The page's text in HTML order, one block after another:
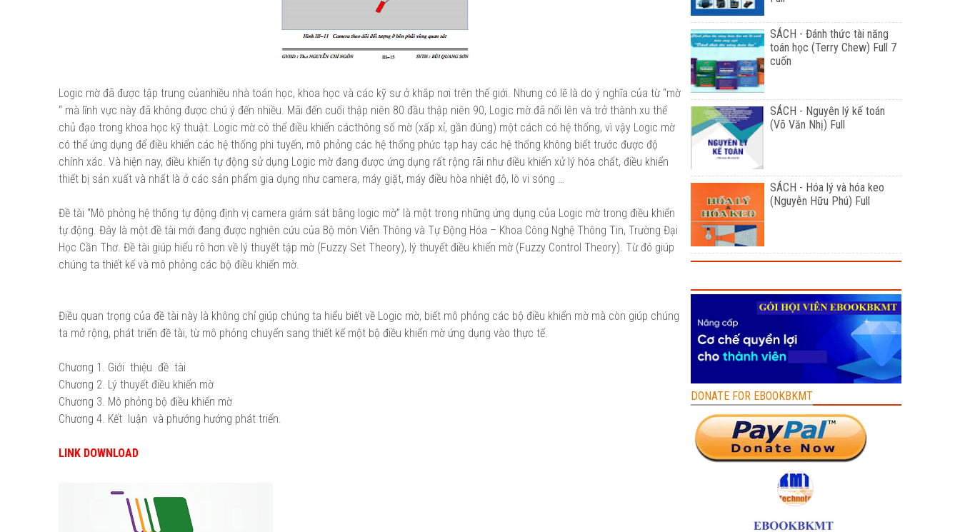
Logic mờ đã được tập trung củanhiều nhà toán học, khoa học và các kỹ sư ở khắp nơi trên thế giới. Nhưng có lẽ là do ý nghĩa của từ “mờ
“ mà lĩnh vực này đã không được chú ý đến nhiều. Mãi đến cuối thập niên 80 đầu thập niên 90, Logic mờ đã nổi lên và trở thành xu thế
chủ đạo trong khoa học kỹ thuật. Logic mờ có thể điều khiển cácthông số mờ (xấp xỉ, gần đúng) một cách có hệ thống, vì vậy Logic mờ
có thể ứng dụng để điều khiển các hệ thống phi tuyến, mô phỏng các hệ thống phức tạp hay các hệ thống không biết trước được độ
chính xác. Và hiện nay, điều khiển tự động sử dụng Logic mờ đang được ứng dụng rất rộng rãi như điều khiển xử lý hóa chất, điều khiển
thiết bị sản xuất và nhất là ở các sản phẩm gia dụng như camera, máy giặt, máy điều hòa nhiệt độ, lò vi sóng …
Đề tài “Mô phỏng hệ thống tự động định vị camera giám sát bằng logic mờ” là một trong những ứng dụng của Logic mờ trong điều khiển
tự động. Đây là một đề tài mới đang được nghiên cứu của Bộ môn Viễn Thông và Tự Động Hóa – Khoa Công Nghệ Thông Tin, Trường Đại
Học Cần Thơ. Đề tài giúp hiểu rõ hơn về lý thuyết tập mờ (Fuzzy Set Theory), lý thuyết điều khiển mờ (Fuzzy Control Theory). Từ đó giúp
chúng ta thiết kế và mô phỏng các bộ điều khiển mờ.
Điều quan trọng của đề tài này là không chỉ giúp chúng ta hiểu biết về Logic mờ, biết mô phỏng các bộ điều khiển mờ mà còn giúp chúng
ta mở rộng, phát triển đề tài, từ mô phỏng chuyển sang thiết kế một bộ điều khiển mờ ứng dụng vào thực tế.
Chương 1. Giới thiệu đề tài
Chương 2. Lý thuyết điều khiển mờ
Chương 3. Mô phỏng bộ điều khiển mờ
Chương 4. Kết luận và phướng hướng phát triển.
LINK DOWNLOAD
SÁCH - Đánh thức tài năng
toán học (Terry Chew) Full 7
cuốn
SÁCH - Nguyên lý kế toán
(Võ Văn Nhị) Full
SÁCH - Hóa lý và hóa keo
(Nguyễn Hữu Phú) Full
DONATE FOR EBOOKBKMT